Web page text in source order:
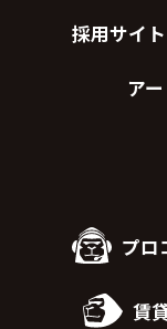
採用サイト
ア
プロ
賃